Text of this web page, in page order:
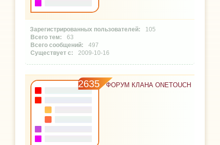
105
63
497
2009-10-16
2635 ФОРУМ КЛАНА ONETOUCH